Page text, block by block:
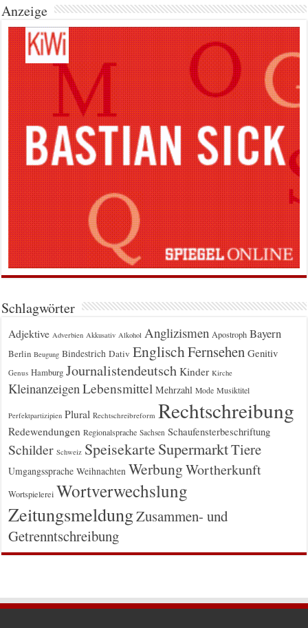
Anzeige
Schlagwörter
Adjektive Adverbien Akkusativ Alkohol Anglizismen Apostroph Bayern
Berlin Beugung Bindestrich Dativ EnglischFernsehen Genitiv
Genus Hamburg Journalistendeutsch Kinder Kirche
Kleinanzeigen Lebensmittel Mehrzahl Mode Musiktitel
Perfektpartizipien Plural Rechtschreibreform Rechtschreibung
Redewendungen Regionalsprache Sachsen Schaufensterbeschriftung
Schilder Schweiz Speisekarte SupermarktTiere
Umgangssprache Weihnachten WerbungWortherkunft
Wortspielerei Wortverwechslung
ZeitungsmeldungZusammen- und
Getrenntschreibung